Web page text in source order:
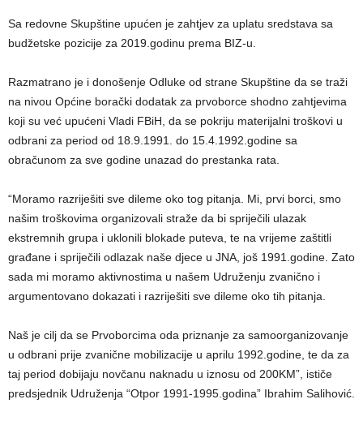
Sa redovne Skupštine upućen je zahtjev za uplatu sredstava sa
budžetske pozicije za 2019.godinu prema BIZ-u.
Razmatrano je i donošenje Odluke od strane Skupštine da se traži
na nivou Općine borački dodatak za prvoborce shodno zahtjevima
koji su već upućeni Vladi FBiH, da se pokriju materijalni troškovi u
odbrani za period od 18.9.1991. do 15.4.1992.godine sa
obračunom za sve godine unazad do prestanka rata.
“Moramo razriješiti sve dileme oko tog pitanja. Mi, prvi borci, smo
našim troškovima organizovali straže da bi spriječili ulazak
ekstremnih grupa i uklonili blokade puteva, te na vrijeme zaštitli
građane i spriječili odlazak naše djece u JNA, još 1991.godine. Zato
sada mi moramo aktivnostima u našem Udruženju zvanično i
argumentovano dokazati i razriješiti sve dileme oko tih pitanja.
Naš je cilj da se Prvoborcima oda priznanje za samoorganizovanje
u odbrani prije zvanične mobilizacije u aprilu 1992.godine, te da za
taj period dobijaju novčanu naknadu u iznosu od 200KM”, ističe
predsjednik Udruženja “Otpor 1991-1995.godina” Ibrahim Salihović.